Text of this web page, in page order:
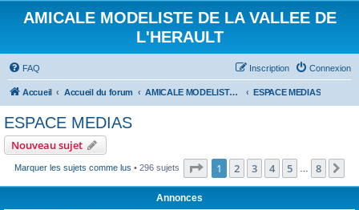
AMICALE MODELISTE DE LA VALLEE DE
L'HERAULT
FAQ Connexion
Inscription
Accueil Accueil du forum AMICALE MODELISTE DE LA VALLEE DE L'HERAULT ESPACE MEDIAS
ESPACE MEDIAS
Nouveau sujet
Marquer les sujets comme lus • 296 sujets Page 1sur8
1 2 3 4 5 8
Annonces